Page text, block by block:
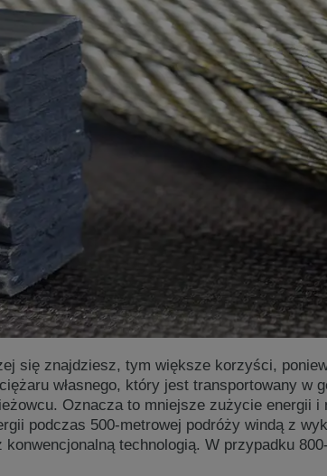
się znajdziesz, tym większe korzyści,
własnego, który jest transportowany w
Oznacza to mniejsze zużycie energii
podczas 500-metrowej podróży windą z
konwencjonalną technologią. W przypadku